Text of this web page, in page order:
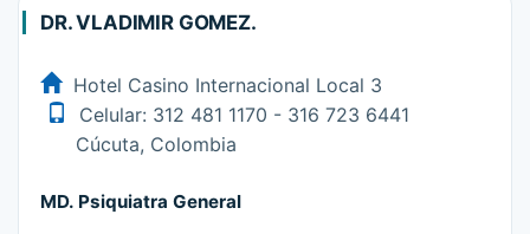
DR. VLADIMIR GOMEZ.
Hotel Casino Internacional Local 3
Celular: 312 481 1170 - 316 723 6441
Cúcuta, Colombia
MD. Psiquiatra General